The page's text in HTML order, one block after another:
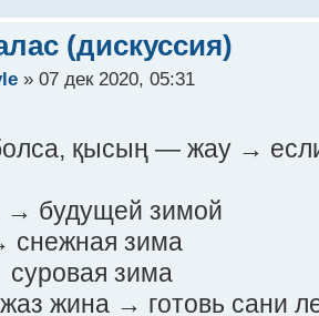
(дискуссия)
» 07 дек 2020, 05:31
қысың — жау →
→ будущей зимой
снежная зима
зима
жина → готовь сани